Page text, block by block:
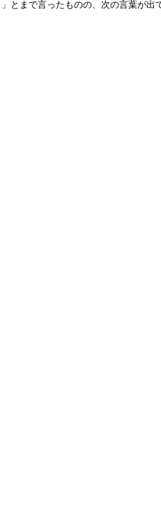
まで言ったものの、次の言葉が出